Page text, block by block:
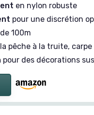
en nylon robuste
pour une discrétion
de 100m
pêche à la truite,
pour des décorations